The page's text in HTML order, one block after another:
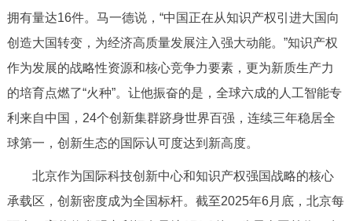
拥有量达16件。马一德说，“中国正在从知识产权引进大国向
创造大国转变，为经济高质量发展注入强大动能。”知识产权
作为发展的战略性资源和核心竞争力要素，更为新质生产力
的培育点燃了“火种”。让他振奋的是，全球六成的人工智能专
利来自中国，24个创新集群跻身世界百强，连续三年稳居全
球第一，创新生态的国际认可度达到新高度。
北京作为国际科技创新中心和知识产权强国战略的核心
承载区，创新密度成为全国标杆。截至2025年6月底，北京每